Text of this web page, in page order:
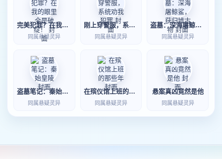
完美犯罪？在我的眼里全是破绽！
同属悬疑灵异
刚上穿警服，系统劝我犯罪
同属悬疑灵异
盗墓：深海屠鲸鲨，获归墟古物
同属悬疑灵异
盗墓笔记：秦始皇陵
同属悬疑灵异
在殡仪馆上班的那些年
同属悬疑灵异
悬案真凶竟然是他
同属悬疑灵异